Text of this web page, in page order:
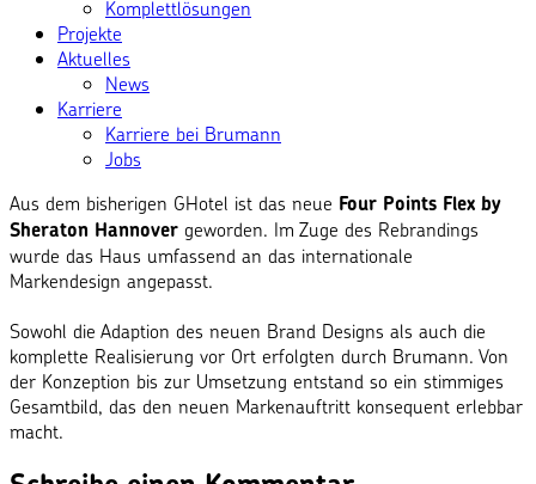
Komplettlösungen
Projekte
Aktuelles
News
Karriere
Karriere bei Brumann
Jobs
Aus dem bisherigen GHotel ist das neue Four Points Flex by
Sheraton Hannover geworden. Im Zuge des Rebrandings
wurde das Haus umfassend an das internationale
Markendesign angepasst.
Sowohl die Adaption des neuen Brand Designs als auch die
komplette Realisierung vor Ort erfolgten durch Brumann. Von
der Konzeption bis zur Umsetzung entstand so ein stimmiges
Gesamtbild, das den neuen Markenauftritt konsequent erlebbar
macht.